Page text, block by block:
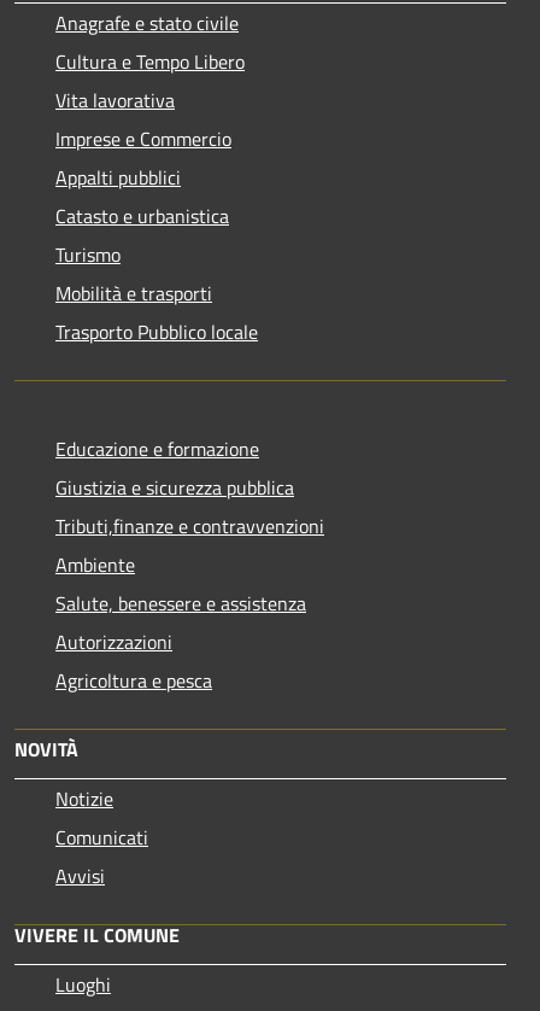
Anagrafe e stato civile
Cultura e Tempo Libero
Vita lavorativa
Imprese e Commercio
Appalti pubblici
Catasto e urbanistica
Turismo
Mobilità e trasporti
Trasporto Pubblico locale
Educazione e formazione
Giustizia e sicurezza pubblica
Tributi,finanze e contravvenzioni
Ambiente
Salute, benessere e assistenza
Autorizzazioni
Agricoltura e pesca
NOVITÀ
Notizie
Comunicati
Avvisi
VIVERE IL COMUNE
Luoghi